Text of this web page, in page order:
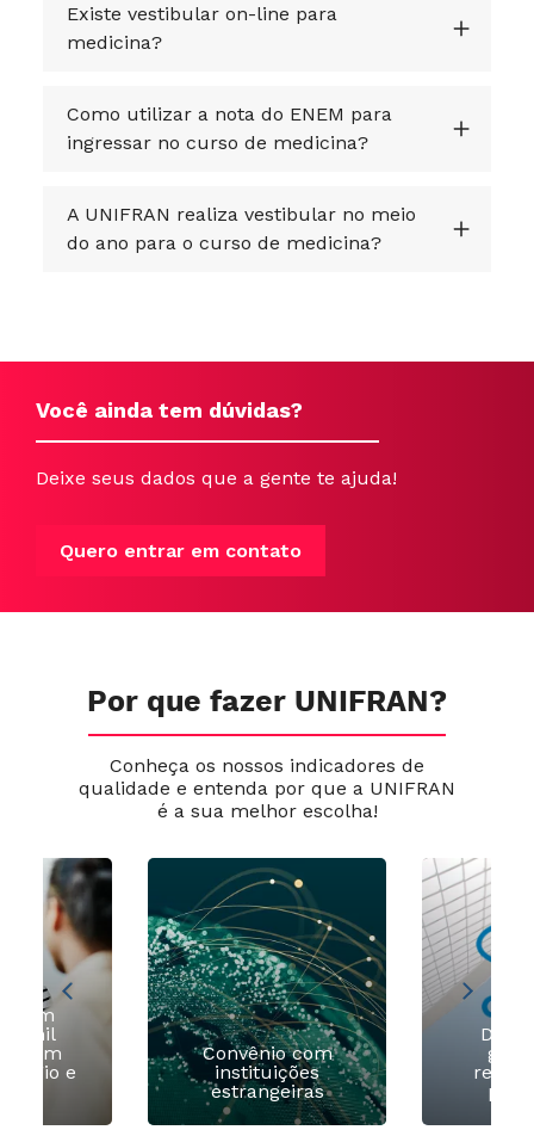
Existe vestibular on-line para
medicina?
Como utilizar a nota do ENEM para
ingressar no curso de medicina?
A UNIFRAN realiza vestibular no meio
do ano para o curso de medicina?
Você ainda tem dúvidas?
Deixe seus dados que a gente te ajuda!
Quero entrar em contato
Por que fazer UNIFRAN?
Conheça os nossos indicadores de
qualidade e entenda por que a UNIFRAN
é a sua melhor escolha!
com
2 mil
com
e
Convênio com
instituições
estrangeiras
pela